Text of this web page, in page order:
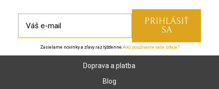
Zasielame novinky a zľavy raz týždenne.Ako používame vaše údaje?
Doprava a platba
Blog